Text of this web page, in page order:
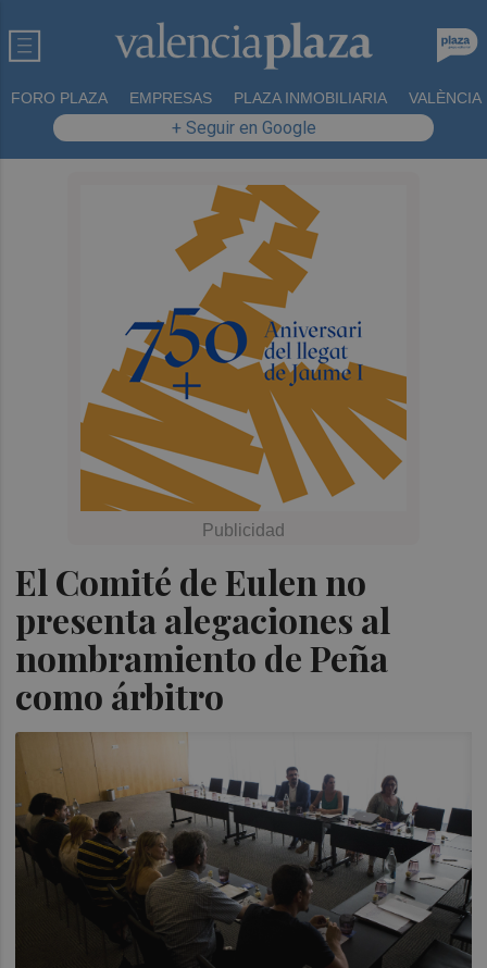
FORO PLAZA EMPRESAS PLAZA INMOBILIARIA VALÈNCIA
+ Seguir en Google
El Comité de Eulen no
presenta alegaciones al
nombramiento de Peña
como árbitro